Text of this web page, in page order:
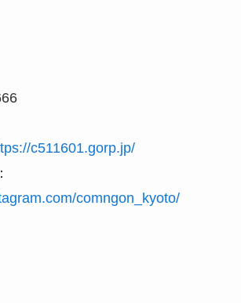
c511601.gorp.jp/
comngon_kyoto/